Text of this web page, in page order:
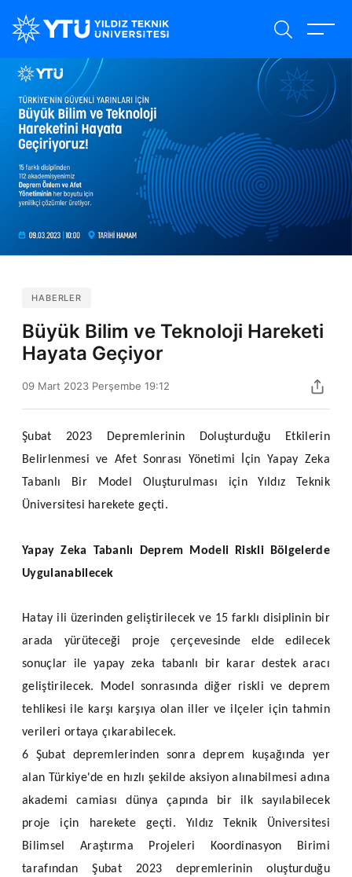
içeriğe
HABERLER
Büyük Bilim ve Teknoloji Hareketi
Hayata Geçiyor
09 Mart 2023 Perşembe 19:12
Şubat 2023 Depremlerinin Doluşturduğu Etkilerin
Belirlenmesi ve Afet Sonrası Yönetimi İçin Yapay Zeka
Tabanlı Bir Model Oluşturulması için Yıldız Teknik
Üniversitesi harekete geçti.
Yapay Zeka Tabanlı Deprem Modeli Riskli Bölgelerde
Uygulanabilecek
Hatay ili üzerinden geliştirilecek ve 15 farklı disiplinin bir
arada yürüteceği proje çerçevesinde elde edilecek
sonuçlar ile yapay zeka tabanlı bir karar destek aracı
geliştirilecek. Model sonrasında diğer riskli ve deprem
tehlikesi ile karşı karşıya olan iller ve ilçeler için tahmin
verileri ortaya çıkarabilecek.
6 Şubat depremlerinden sonra deprem kuşağında yer
alan Türkiye'de en hızlı şekilde aksiyon alınabilmesi adına
akademi camiası dünya çapında bir ilk sayılabilecek
proje için harekete geçti. Yıldız Teknik Üniversitesi
Bilimsel Araştırma Projeleri Koordinasyon Birimi
tarafından Şubat 2023 depremlerinin oluşturduğu